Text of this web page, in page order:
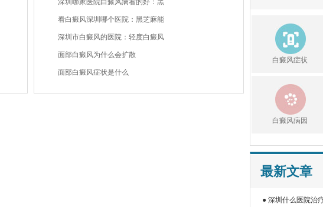
深圳哪家医院白癜风病看的好：黑
看白癜风深圳哪个医院：黑芝麻能
深圳市白癜风的医院：轻度白癜风
面部白癜风为什么会扩散
面部白癜风症状是什么
白癜风症状
白癜风病因
最新文章
● 深圳什么医院治疗白癜风好,白癜风患者